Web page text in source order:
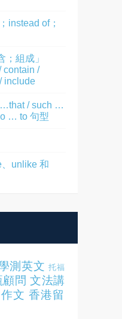
instead of；
組成」
contain /
include
…that / such …
… to 句型
unlike 和
測英文 托福
問 文法講
文 香港留